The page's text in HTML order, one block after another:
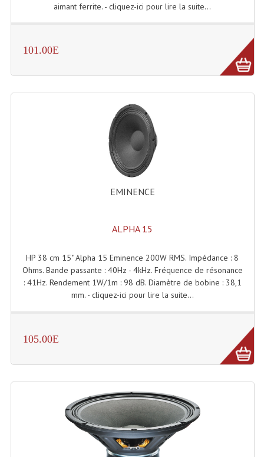
aimant ferrite. - cliquez-ici pour lire la suite...
101.00E
EMINENCE
ALPHA 15
HP 38 cm 15" Alpha 15 Eminence 200W RMS. Impédance : 8
Ohms. Bande passante : 40Hz - 4kHz. Fréquence de résonance
: 41Hz. Rendement 1W/1m : 98 dB. Diamètre de bobine : 38,1
mm. - cliquez-ici pour lire la suite...
105.00E